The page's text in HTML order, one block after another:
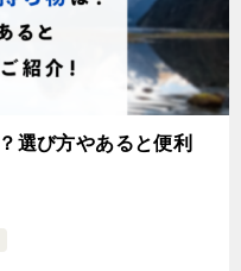
選び方やあると便利